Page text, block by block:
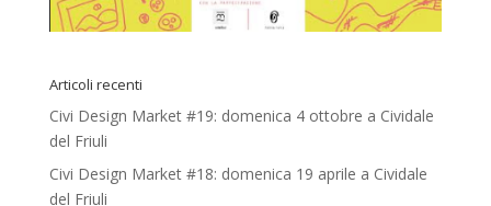
Articoli recenti
Civi Design Market #19: domenica 4 ottobre a Cividale
del Friuli
Civi Design Market #18: domenica 19 aprile a Cividale
del Friuli